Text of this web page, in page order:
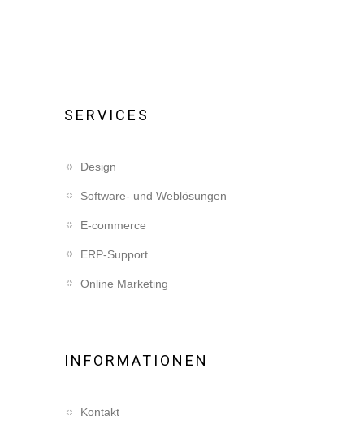
SERVICES
Design
Software- und Weblösungen
E-commerce
ERP-Support
Online Marketing
INFORMATIONEN
Kontakt